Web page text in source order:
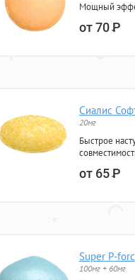
Мощный
от 70Р
Сиалис
20мг
Быстрое
от 65Р
Super P-
100мг + 60мг